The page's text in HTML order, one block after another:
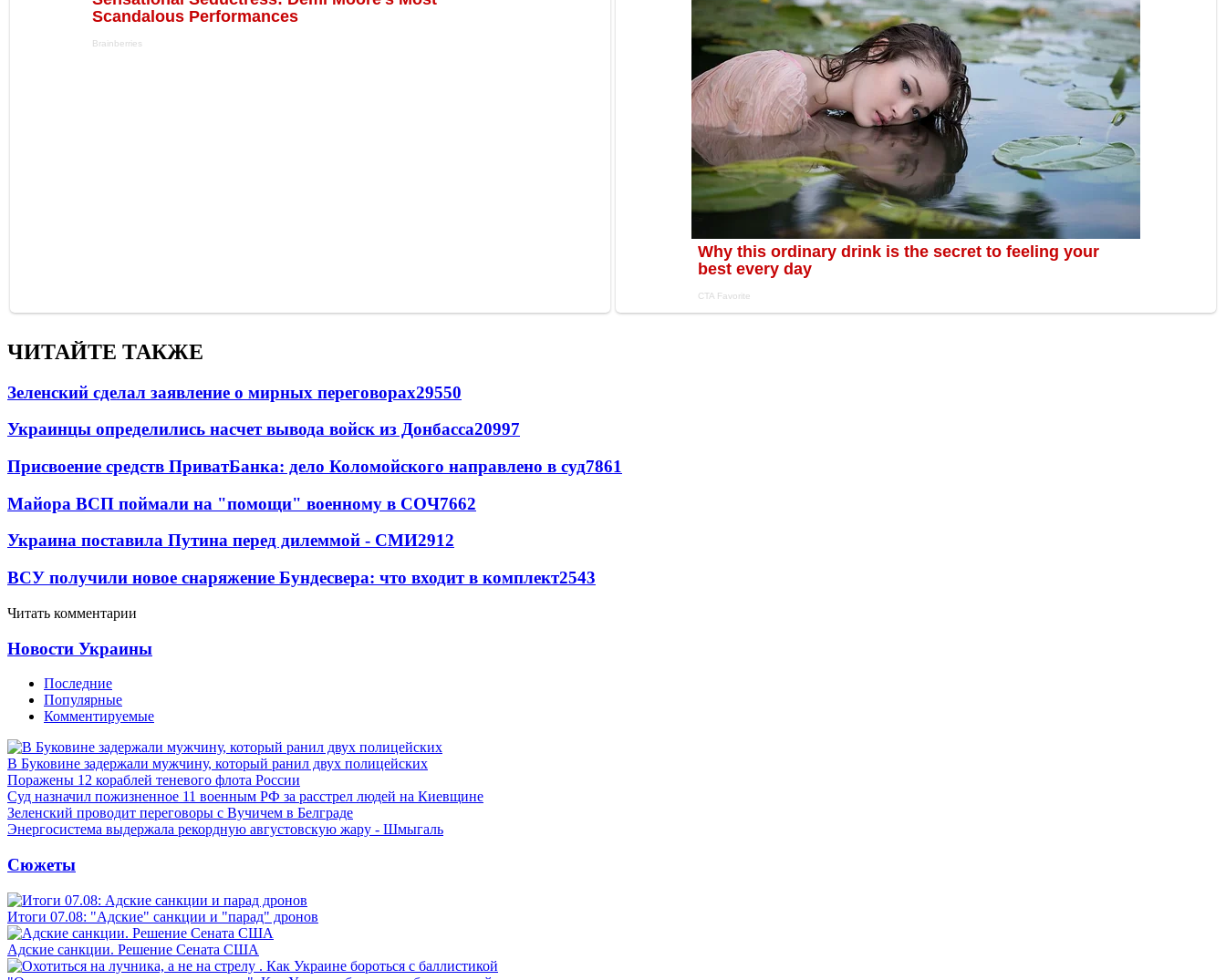
ЧИТАЙТЕ ТАКЖЕ
Зеленский сделал заявление о мирных переговорах29550
Украинцы определились насчет вывода войск из Донбасса20997
Присвоение средств ПриватБанка: дело Коломойского направлено в суд7861
Майора ВСП поймали на "помощи" военному в СОЧ7662
Украина поставила Путина перед дилеммой - СМИ2912
ВСУ получили новое снаряжение Бундесвера: что входит в комплект2543
Читать комментарии
Новости Украины
Последние
Популярные
Комментируемые
В Буковине задержали мужчину, который ранил двух полицейских
Поражены 12 кораблей теневого флота России
Суд назначил пожизненное 11 военным РФ за расстрел людей на Киевщине
Зеленский проводит переговоры с Вучичем в Белграде
Энергосистема выдержала рекордную августовскую жару - Шмыгаль
Сюжеты
Итоги 07.08: "Адские" санкции и "парад" дронов
Адские санкции. Решение Сената США